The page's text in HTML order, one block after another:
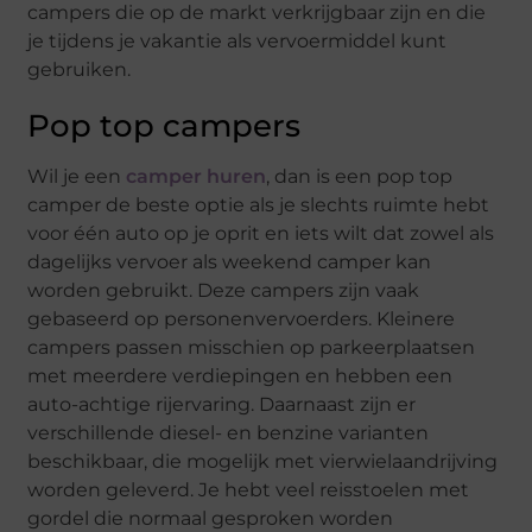
campers die op de markt verkrijgbaar zijn en die
je tijdens je vakantie als vervoermiddel kunt
gebruiken.
Pop top campers
Wil je een camper huren, dan is een pop top
camper de beste optie als je slechts ruimte hebt
voor één auto op je oprit en iets wilt dat zowel als
dagelijks vervoer als weekend camper kan
worden gebruikt. Deze campers zijn vaak
gebaseerd op personenvervoerders. Kleinere
campers passen misschien op parkeerplaatsen
met meerdere verdiepingen en hebben een
auto-achtige rijervaring. Daarnaast zijn er
verschillende diesel- en benzine varianten
beschikbaar, die mogelijk met vierwielaandrijving
worden geleverd. Je hebt veel reisstoelen met
gordel die normaal gesproken worden